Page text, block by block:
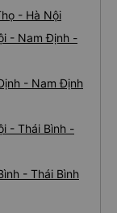
- Hà Nội
- Nam Định -
- Nam Định
- Thái Bình -
- Thái Bình